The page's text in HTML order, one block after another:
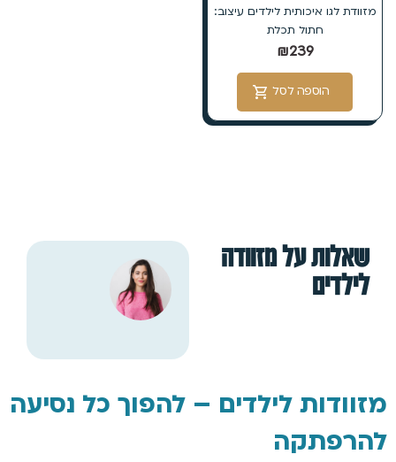
מזוודת לגו איכותית לילדים עיצוב:
חתול תכלת
₪239
הוספה לסל
שאלות על מזוודה
לילדים
מזוודות לילדים – להפוך כל נסיעה
להרפתקה